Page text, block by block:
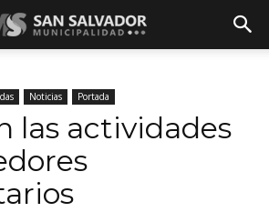
Noticias Portada
las actividades